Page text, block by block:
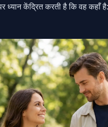
ध्यान केंद्रित करती है कि वह कहाँ